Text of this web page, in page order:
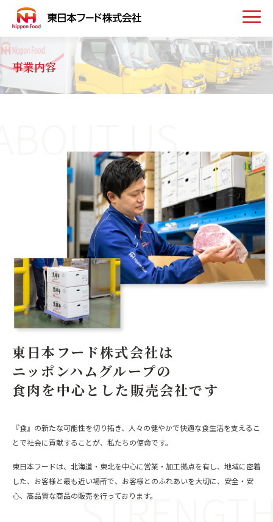
トップ
取扱い商品
会社案内
採用情報
お問い合わせ
事業内容
US
東日本フード株式会社は
ニッポンハムグループの
食肉を中心とした販売会社です
『食』の新たな可能性を切り拓き、人々の健やかで快適な食生活を支えるこ
とで社会に貢献することが、私たちの使命です。
東日本フードは、北海道・東北を中心に営業・加工拠点を有し、地域に密着
した、お客様と最も近い場所で、お客様とのふれあいを大切に、安全・安
心、高品質な商品の販売を行っております。